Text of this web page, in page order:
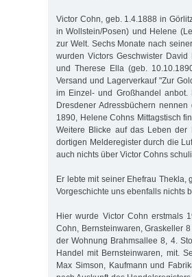
Victor Cohn, geb. 1.4.1888 in
in Wollstein/Posen) und Helene
zur Welt. Sechs Monate nach
wurden Victors Geschwister
und Therese Ella (geb.
Versand und Lagerverkauf "Zur
im Einzel- und Großhandel
Dresdener Adressbüchern
1890, Helene Cohns Mittagstisch
Weitere Blicke auf das Leben
dortigen Melderegister durch die
auch nichts über Victor Cohns
Er lebte mit seiner Ehefrau Thekla,
Vorgeschichte uns ebenfalls nichts
Hier wurde Victor Cohn erstmals
Cohn, Bernsteinwaren, Graskeller
der Wohnung Brahmsallee 8, 4.
Handel mit Bernsteinwaren, mit.
Max Simson, Kaufmann und